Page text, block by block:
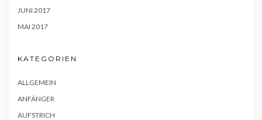
JUNI 2017
MAI 2017
KATEGORIEN
ALLGEMEIN
ANFÄNGER
AUFSTRICH